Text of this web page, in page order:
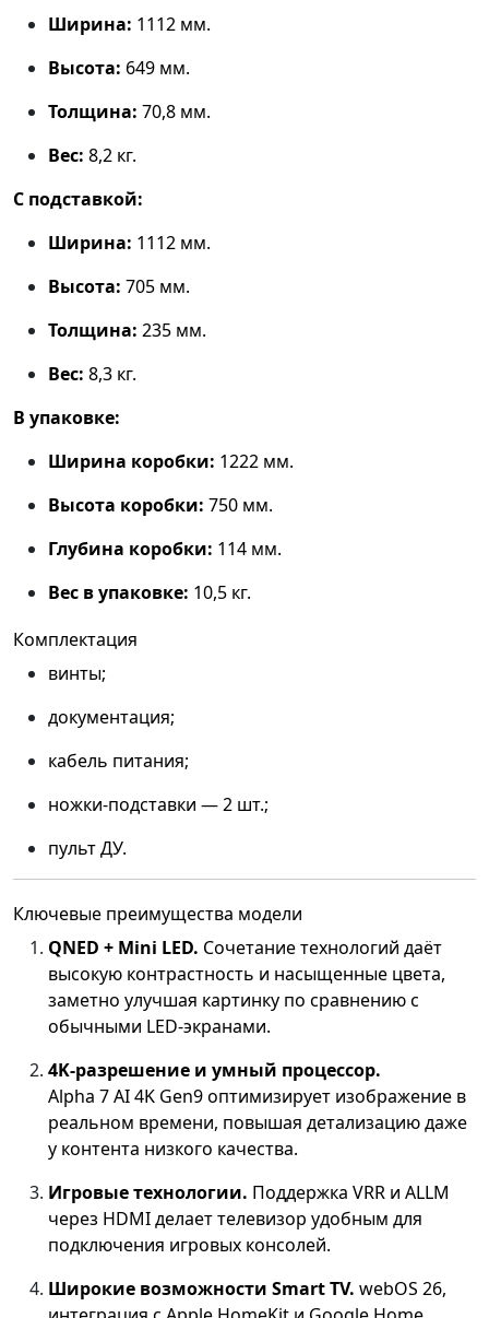
Ширина: 1112 мм.
Высота: 649 мм.
Толщина: 70,8 мм.
Вес: 8,2 кг.
С подставкой:
Ширина: 1112 мм.
Высота: 705 мм.
Толщина: 235 мм.
Вес: 8,3 кг.
В упаковке:
Ширина коробки: 1222 мм.
Высота коробки: 750 мм.
Глубина коробки: 114 мм.
Вес в упаковке: 10,5 кг.
Комплектация
винты;
документация;
кабель питания;
ножки‑подставки — 2 шт.;
пульт ДУ.
Ключевые преимущества модели
QNED + Mini LED. Сочетание технологий даёт
высокую контрастность и насыщенные цвета,
заметно улучшая картинку по сравнению с
обычными LED‑экранами.
4K‑разрешение и умный процессор.
Alpha 7 AI 4K Gen9 оптимизирует изображение в
реальном времени, повышая детализацию даже
у контента низкого качества.
Игровые технологии. Поддержка VRR и ALLM
через HDMI делает телевизор удобным для
подключения игровых консолей.
Широкие возможности Smart TV. webOS 26,